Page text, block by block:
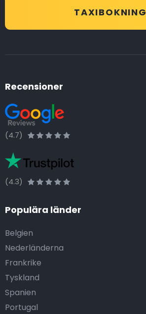
TAXIBOKNING
Recensioner
(4.7)
(4.3)
Populära länder
Belgien
Nederländerna
Frankrike
Tyskland
Spanien
Portugal